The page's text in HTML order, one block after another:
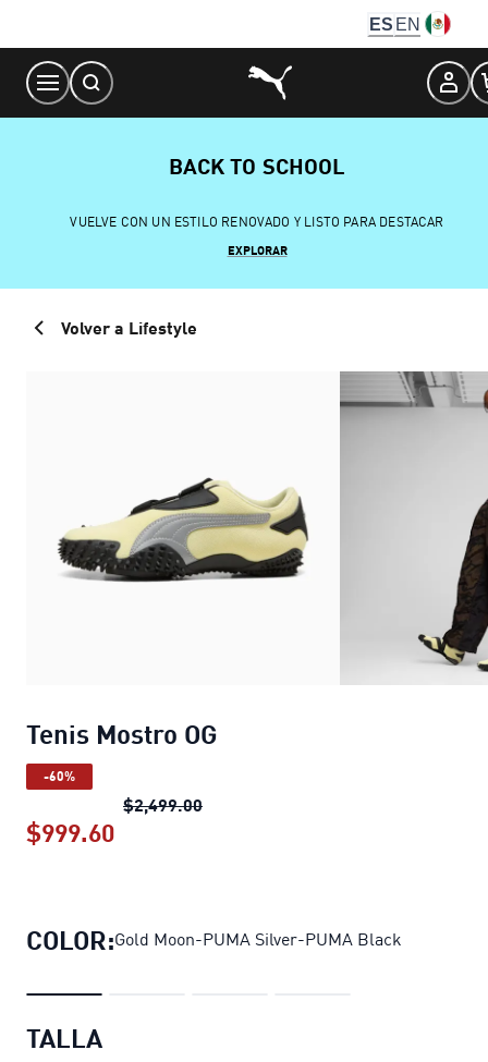
Content
ES EN
BACK TO SCHOOL
VUELVE CON UN ESTILO RENOVADO Y LISTO PARA DESTACAR
EXPLORAR
Volver a Lifestyle
Tenis Mostro OG
-60%
$2,499.00Tenis Mostro OG
$999.60
COLOR:Gold Moon-PUMA Silver-PUMA Black
TALLA